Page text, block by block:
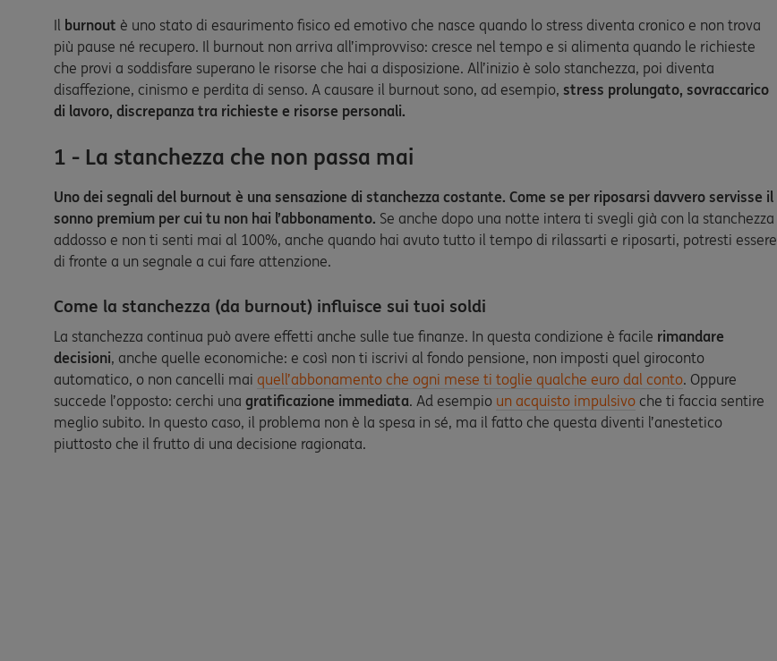
Il burnout è uno stato di esaurimento fisico ed emotivo che nasce quando lo stress diventa cronico e non trova
più pause né recupero. Il burnout non arriva all’improvviso: cresce nel tempo e si alimenta quando le richieste
che provi a soddisfare superano le risorse che hai a disposizione. All’inizio è solo stanchezza, poi diventa
disaffezione, cinismo e perdita di senso. A causare il burnout sono, ad esempio, stress prolungato, sovraccarico
di lavoro, discrepanza tra richieste e risorse personali.
1 - La stanchezza che non passa mai
Uno dei segnali del burnout è una sensazione di stanchezza costante. Come se per riposarsi davvero servisse il
sonno premium per cui tu non hai l’abbonamento. Se anche dopo una notte intera ti svegli già con la stanchezza
addosso e non ti senti mai al 100%, anche quando hai avuto tutto il tempo di rilassarti e riposarti, potresti essere
di fronte a un segnale a cui fare attenzione.
Come la stanchezza (da burnout) influisce sui tuoi soldi
La stanchezza continua può avere effetti anche sulle tue finanze. In questa condizione è facile rimandare
decisioni, anche quelle economiche: e così non ti iscrivi al fondo pensione, non imposti quel giroconto
automatico, o non cancelli mai quell’abbonamento che ogni mese ti toglie qualche euro dal conto. Oppure
succede l’opposto: cerchi una gratificazione immediata. Ad esempio un acquisto impulsivo che ti faccia sentire
meglio subito. In questo caso, il problema non è la spesa in sé, ma il fatto che questa diventi l’anestetico
piuttosto che il frutto di una decisione ragionata.